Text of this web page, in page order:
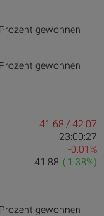
gewonnen
gewonnen
41.68 / 42.07
23:00:27
-0.01%
( 1.38%)
41.88
gewonnen